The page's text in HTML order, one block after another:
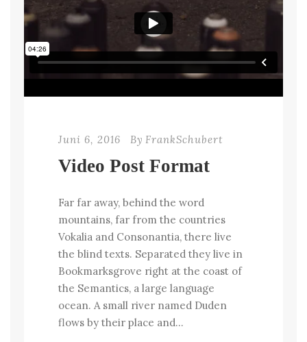
Juni 6, 2016 By FrankSchubert
Video Post Format
Far far away, behind the word
mountains, far from the countries
Vokalia and Consonantia, there live
the blind texts. Separated they live in
Bookmarksgrove right at the coast of
the Semantics, a large language
ocean. A small river named Duden
flows by their place and...